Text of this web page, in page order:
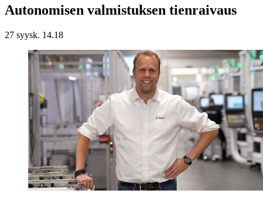
Autonomisen valmistuksen tienraivaus
27 syysk. 14.18